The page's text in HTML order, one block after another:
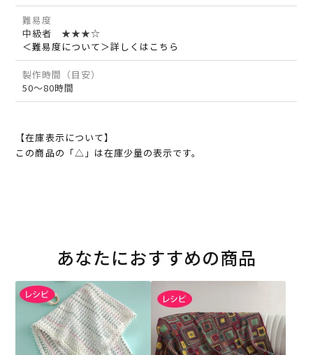
難易度
中級者 ★★★☆
＜難易度について＞詳しくはこちら
製作時間（目安）
50～80時間
【在庫表示について】
この商品の「△」は在庫少量の表示です。
あなたにおすすめの商品